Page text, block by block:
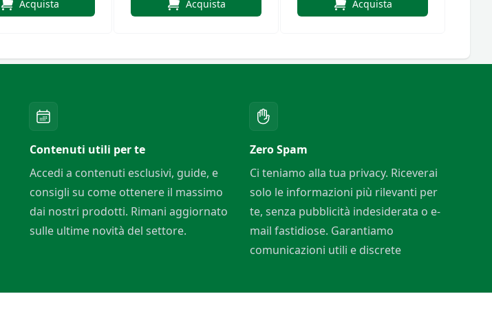
Acquista
Art.DIAMOND
Acquista
Daunex
Acquista
Contenuti utili per te
Accedi a contenuti esclusivi, guide, e
consigli su come ottenere il massimo
dai nostri prodotti. Rimani aggiornato
sulle ultime novità del settore.
Zero Spam
Ci teniamo alla tua privacy. Riceverai
solo le informazioni più rilevanti per
te, senza pubblicità indesiderata o e-
mail fastidiose. Garantiamo
comunicazioni utili e discrete